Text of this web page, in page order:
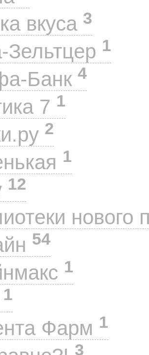
вкуса 3
Зельтцер 1
Банк 4
7 1
2
1
12
нового
54
1
1
Фарм 1
3